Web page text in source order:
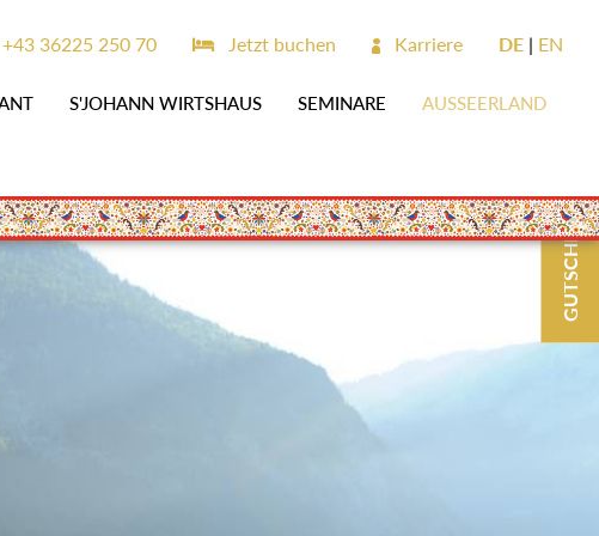
S'JOHANN WIRTSHAUS SEMINARE AUSSEERLAND
+43 36225 250 70 Jetzt buchen Karriere DE EN
GUTSCHEINE